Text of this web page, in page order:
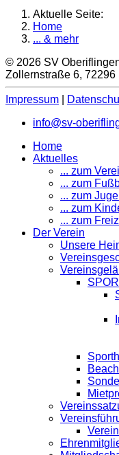
Aktuelle Seite:
Home
... & mehr
© 2026 SV
Zollernstraße 6, 72296
Impressum
info@sv-
Home
Aktuelles
... zum
... zum
... zum
... zum
... zum
Der Verein
Unsere